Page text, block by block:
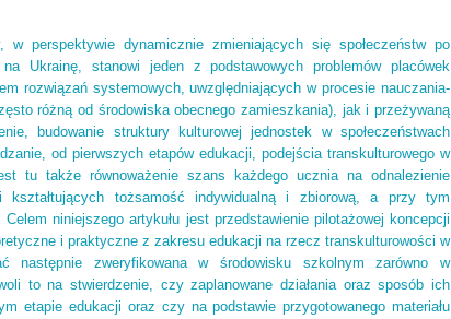
w perspektywie dynamicznie zmieniających się społeczeństw po
Ukrainę, stanowi jeden z podstawowych problemów placówek
rozwiązań systemowych, uwzględniających w procesie nauczania-
różną od środowiska obecnego zamieszkania), jak i przeżywaną
budowanie struktury kulturowej jednostek w społeczeństwach
od pierwszych etapów edukacji, podejścia transkulturowego w
tu także równoważenie szans każdego ucznia na odnalezienie
kształtujących tożsamość indywidualną i zbiorową, a przy tym
niniejszego artykułu jest przedstawienie pilotażowej koncepcji
i praktyczne z zakresu edukacji na rzecz transkulturowości w
następnie zweryfikowana w środowisku szkolnym zarówno w
to na stwierdzenie, czy zaplanowane działania oraz sposób ich
etapie edukacji oraz czy na podstawie przygotowanego materiału